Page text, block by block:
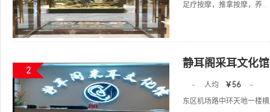
足疗按摩，推拿按摩，养...
2
静耳阁采耳文化馆
- 人均 ￥56
-
东区机场路中环天地一楼